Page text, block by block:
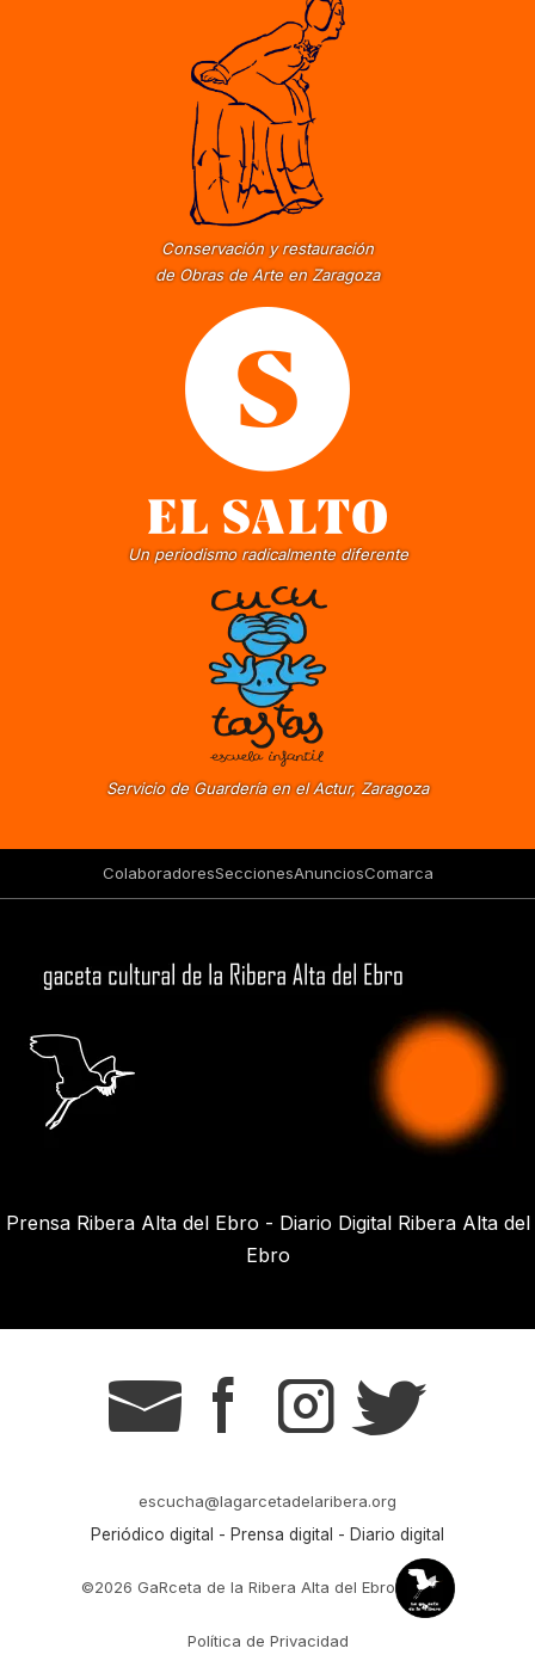
Conservación y restauración
de Obras de Arte en Zaragoza
Un periodismo radicalmente diferente
Servicio de Guardería en el Actur, Zaragoza
ColaboradoresSeccionesAnunciosComarca
Prensa Ribera Alta del Ebro - Diario Digital Ribera Alta del
Ebro
g s t r
escucha@lagarcetadelaribera.org
Periódico digital - Prensa digital - Diario digital
©2026 GaRceta de la Ribera Alta del Ebro
Política de Privacidad